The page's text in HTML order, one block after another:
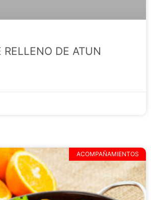
RELLENO DE ATUN
ACOMPAÑAMIENTOS